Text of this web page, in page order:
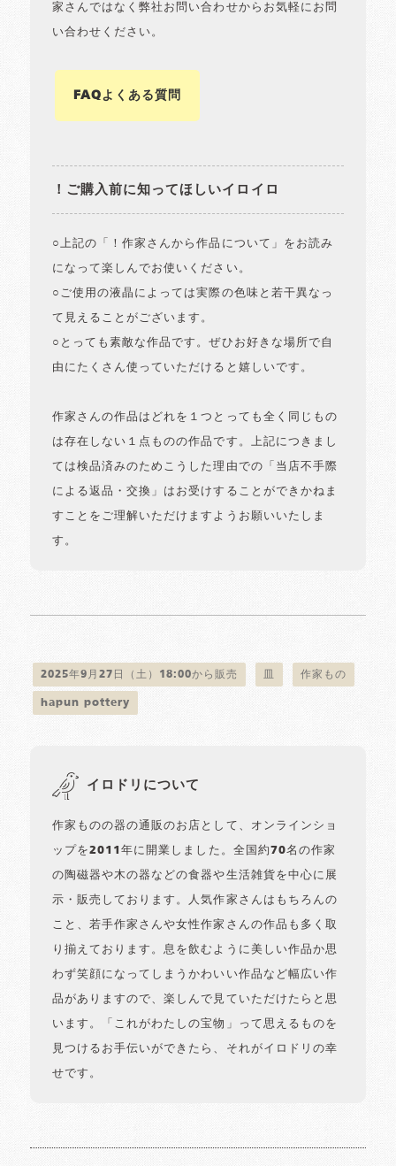
家さんではなく弊社お問い合わせからお気軽にお問
い合わせください。
FAQよくある質問
！ご購入前に知ってほしいイロイロ
○上記の「！作家さんから作品について」をお読み
になって楽しんでお使いください。
○ご使用の液晶によっては実際の色味と若干異なっ
て見えることがございます。
○とっても素敵な作品です。ぜひお好きな場所で自
由にたくさん使っていただけると嬉しいです。
作家さんの作品はどれを１つとっても全く同じもの
は存在しない１点ものの作品です。上記につきまし
ては検品済みのためこうした理由での「当店不手際
による返品・交換」はお受けすることができかねま
すことをご理解いただけますようお願いいたしま
す。
2025年9月27日（土）18:00から販売 作家もの
hapun pottery
イロドリについて
作家ものの器の通販のお店として、オンラインショ
ップを2011年に開業しました。全国約70名の作家
の陶磁器や木の器などの食器や生活雑貨を中心に展
示・販売しております。人気作家さんはもちろんの
こと、若手作家さんや女性作家さんの作品も多く取
り揃えております。息を飲むように美しい作品か思
わず笑顔になってしまうかわいい作品など幅広い作
品がありますので、楽しんで見ていただけたらと思
います。「これがわたしの宝物」って思えるものを
見つけるお手伝いができたら、それがイロドリの幸
せです。